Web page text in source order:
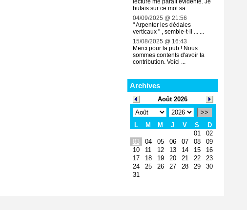
lecture me paraît évidente. Je
butais sur ce mot sa ...
04/09/2025 @ 21:56
" Arpenter les dédales
verticaux " , semble-t-il ... ...
15/08/2025 @ 16:43
Merci pour la pub ! Nous
sommes contents d'avoir ta
contribution. Voici ...
Archives
Août 2026
>>
L
M M J V S
D
01
02
03
04 05 06 07 08
09
10
11 12 13 14 15
16
17
18 19 20 21 22
23
24
25 26 27 28 29
30
31